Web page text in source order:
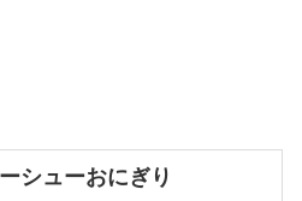
シューおにぎり